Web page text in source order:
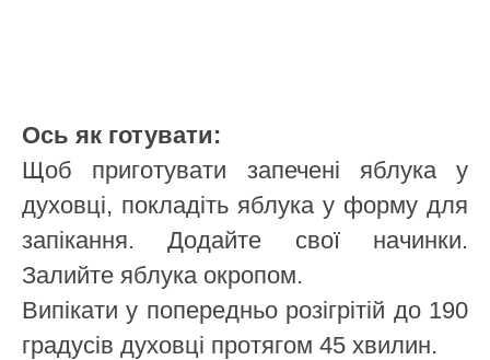
Ось як готувати:
Щоб приготувати запечені яблука у
духовці, покладіть яблука у форму для
запікання. Додайте свої начинки.
Залийте яблука окропом.
Випікати у попередньо розігрітій до 190
градусів духовці протягом 45 хвилин.